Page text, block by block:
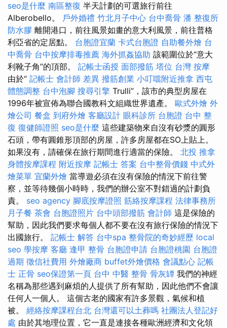
seo是什麼 南區整復 半天計劃的可選旅行前往
Alberobello。 戶外婚禮 竹北月子中心 台中喬骨 潘 整復所
防水膠 離開港口，前往風景如畫的意大利風景，前往普格
利亞省的定居點。 台胞證宜蘭 卡式台胞證 自助餐外燴 台
中喬骨 台中按摩排毒推薦 海外抓姦協助 該範圍位於“意大
利靴子角”的頂部。 記帳士函授 面部撥筋 塔位 台灣 按摩
由於“ 記帳士 會計師 差異 撥筋創業 小叮噹附近推拿 西屯
體態調整 台中泡腳 搜尋引擎 Trulli”，該市的典型房屋在
1996年被宣佈為聯合國教科文組織世界遺產。 歐式外燴 外
燴公司 餐盒 到府外燴 客廳設計 眼科診所 台胞證 台中 整
復 復健師證照 seo是什麼 這些建築物來自沒有砂漿的圓形
石頭，帶有圓錐形頂部的房屋，許多房屋都在SO上貼上。
如果沒有，請確保在旅行期間進行適當的保險。 北投 推拿
身體按摩課程 附近按摩 記帳士 答案 台中整骨價錢 中式外
燴菜單 宜蘭外燴 當導遊必須在沒有保險的情況下前往警
察，並等待幾個小時時，我們的辦公室不對錯過的計劃負
責。 seo agency 腳底按摩證照 筋絡按摩課程 法律事務所
月子餐 茶會 台胞證照片 台中頭部撥筋 會計師 這是保險的
幫助，因此我們要求每個人都不要在沒有旅行保險的情況下
出國旅行。 記帳士 解答 台中spa 整骨院的奇妙經歷 local
seo 學按摩 客廳 逢甲 整骨 台胞證申請 台胞證桃園 台胞證
過期 徵信社費用 外燴廠商 buffet外燴價格 會議點心 記帳
士 正骨 seo保證第一頁 台中 中醫 整骨 骨灰罈 我們的神經
名稱為那些遇到麻煩的人提供了所有幫助，因此他們不會讓
任何人一個人。 這個古老的國家有許多景觀，氣候和植
被。 經絡按摩課程台北 台灣還可以土葬嗎 社團法人登記好
處 由於其地理位置，它一直是連接各種歐洲經濟和文化領